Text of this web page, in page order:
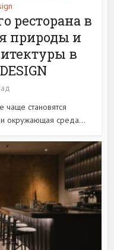
ресторана в
природы и
в
становятся
и окружающая среда...